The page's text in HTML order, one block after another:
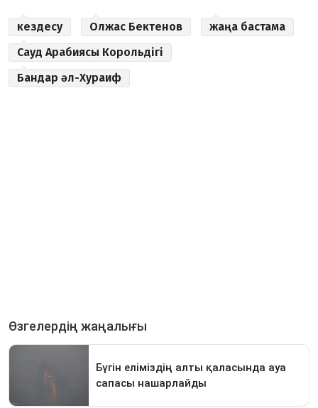
кездесу Олжас Бектенов
жаңа бастама
Сауд Арабиясы Корольдігі
Бандар әл-Хураиф